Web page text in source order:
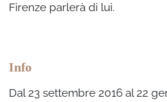
Firenze parlerà di lui.
Info
Dal 23 settembre 2016 al 22